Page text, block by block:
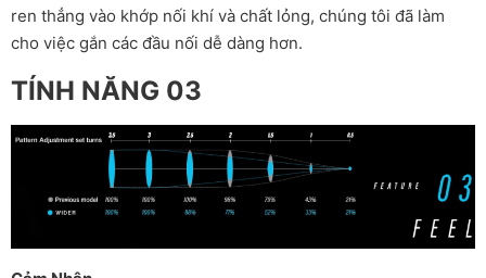
ren thẳng vào khớp nối khí và chất lỏng, chúng tôi đã làm
cho việc gắn các đầu nối dễ dàng hơn.
TÍNH NĂNG 03